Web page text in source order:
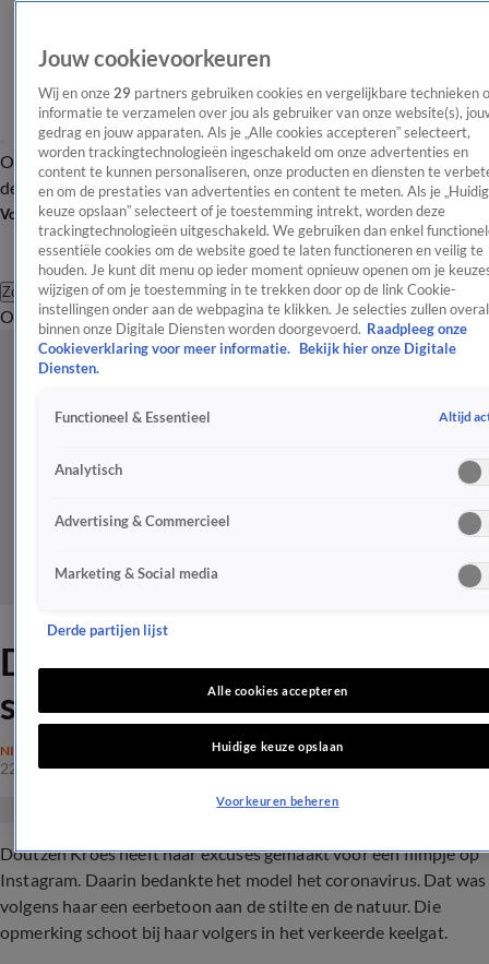
OverzichtAfleveringen Entertainment TV Algemeen
Tip
de redactieNieuwsbrief
Volg Shownieuws
Zoeken
OverzichtEntertainmentSpraakmakendRealityCrimeVideo's
Doutzen Kroes flink door het
stof
NIEUWS
22 mrt 2020, 08:56
Doutzen Kroes heeft haar excuses gemaakt voor een filmpje op
Instagram. Daarin bedankte het model het coronavirus. Dat was
volgens haar een eerbetoon aan de stilte en de natuur. Die
opmerking schoot bij haar volgers in het verkeerde keelgat.
Jouw cookievoorkeuren
Wij en onze 29 partners gebruiken cookies en vergelijkbare technieken
informatie te verzamelen over jou als gebruiker van onze website(s),
gedrag en jouw apparaten. Als je „Alle cookies accepteren” selecteert,
worden trackingtechnologieën ingeschakeld om onze advertenties en
content te kunnen personaliseren, onze producten en diensten te
en om de prestaties van advertenties en content te meten. Als je
keuze opslaan” selecteert of je toestemming intrekt, worden deze
trackingtechnologieën uitgeschakeld. We gebruiken dan enkel
essentiële cookies om de website goed te laten functioneren en veilig te
houden. Je kunt dit menu op ieder moment opnieuw openen om je
wijzigen of om je toestemming in te trekken door op de link Cookie-
instellingen onder aan de webpagina te klikken. Je selecties zullen overal
binnen onze Digitale Diensten worden doorgevoerd. Raadpleeg onze
Cookieverklaring voor meer informatie.
Bekijk hier onze Digitale
Diensten.
Functioneel & Essentieel Altijd
Analytisch
Advertising & Commercieel
Marketing & Social media
Derde partijen lijst
Alle cookies accepteren
Huidige keuze opslaan
Voorkeuren beheren